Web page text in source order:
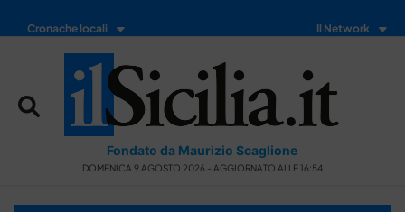
Cronache locali Il Network
Fondato da Maurizio Scaglione
DOMENICA 9 AGOSTO 2026 - AGGIORNATO ALLE 16:54